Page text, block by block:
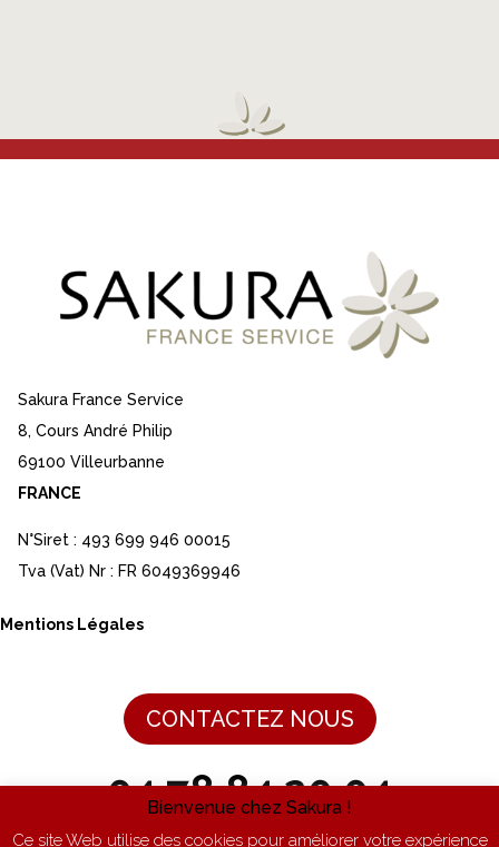
Sakura France Service
8, Cours André Philip
69100 Villeurbanne
FRANCE
N°Siret : 493 699 946 00015
Tva (Vat) Nr : FR 6049369946
Mentions Légales
CONTACTEZ NOUS
04 78 84 20 04
Bienvenue chez Sakura !
Ce site Web utilise des cookies pour améliorer votre expérience